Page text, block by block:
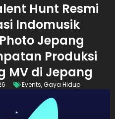
Hunt Resmi
Indomusik
Jepang
Produksi
MV di Jepang
Events,Gaya Hidup